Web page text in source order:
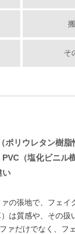
そ
ポリウレタン樹脂
PVC（塩化ビニル
い
ァの張地で、フェイ
）は質感や、その扱
ァだけでなく、フ